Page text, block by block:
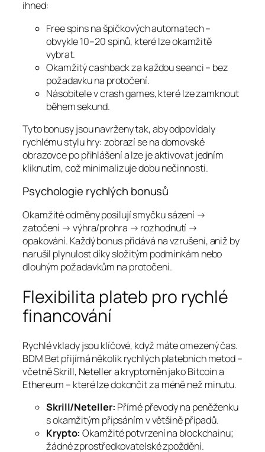
ihned:
Free spins na špičkových automatech –
obvykle 10–20 spinů, které lze okamžitě
vybrat.
Okamžitý cashback za každou seanci – bez
požadavku na protočení.
Násobitele v crash games, které lze zamknout
během sekund.
Tyto bonusy jsou navrženy tak, aby odpovídaly
rychlému stylu hry: zobrazí se na domovské
obrazovce po přihlášení a lze je aktivovat jedním
kliknutím, což minimalizuje dobu nečinnosti.
Psychologie rychlých bonusů
Okamžité odměny posilují smyčku sázení →
zatočení → výhra/prohra → rozhodnutí →
opakování. Každý bonus přidává na vzrušení, aniž by
narušil plynulost díky složitým podmínkám nebo
dlouhým požadavkům na protočení.
Flexibilita plateb pro rychlé
financování
Rychlé vklady jsou klíčové, když máte omezený čas.
BDM Bet přijímá několik rychlých platebních metod –
včetně Skrill, Neteller a kryptoměn jako Bitcoin a
Ethereum – které lze dokončit za méně než minutu.
Skrill/Neteller: Přímé převody na peněženku
s okamžitým připsáním v většině případů.
Krypto: Okamžité potvrzení na blockchainu;
žádné zprostředkovatelské zpoždění.